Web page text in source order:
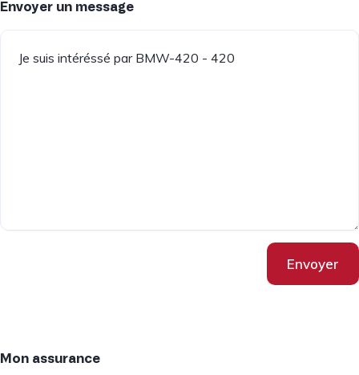
Envoyer un message
Envoyer
Mon assurance